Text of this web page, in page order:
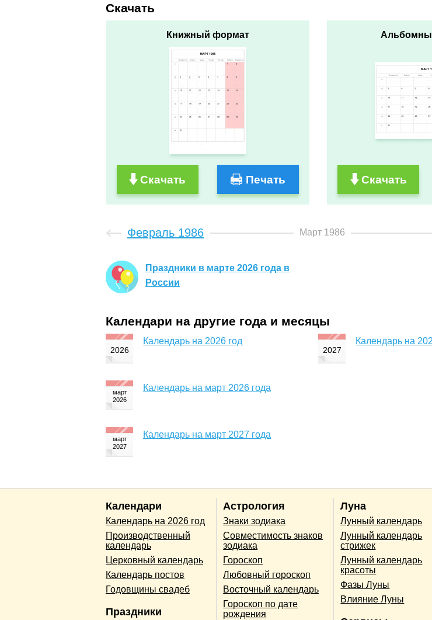
Скачать
Книжный формат
Скачать Печать Скачать
Февраль 1986 Март 1986
Праздники в марте 2026 года в
России
Календари на другие года и месяцы
Календарь на 2026 год Календарь на
Календарь на март 2026 года
Календарь на март 2027 года
Календари
Календарь на 2026 год
Производственный
календарь
Церковный календарь
Календарь постов
Годовщины свадеб
Праздники
Астрология
Знаки зодиака
Совместимость знаков
зодиака
Гороскоп
Любовный гороскоп
Восточный календарь
Гороскоп по дате
рождения
Луна
Лунный календарь
Лунный календарь
стрижек
Лунный календарь
красоты
Фазы Луны
Влияние Луны